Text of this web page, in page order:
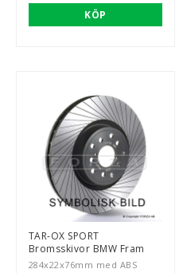
RALLY-RACING-DELAR
KÖP
TAR-OX SPORT
Bromsskivor BMW Fram
284x22x76mm med ABS